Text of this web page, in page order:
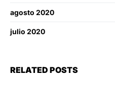
agosto 2020
julio 2020
RELATED POSTS